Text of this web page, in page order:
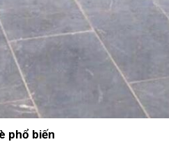
phổ biến